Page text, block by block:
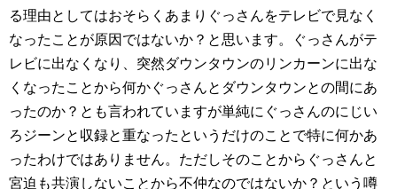
る理由としてはおそらくあまりぐっさんをテレビで見なく
なったことが原因ではないか？と思います。ぐっさんがテ
レビに出なくなり、突然ダウンタウンのリンカーンに出な
くなったことから何かぐっさんとダウンタウンとの間にあ
ったのか？とも言われていますが単純にぐっさんのにじい
ろジーンと収録と重なったというだけのことで特に何かあ
ったわけではありません。ただしそのことからぐっさんと
宮迫も共演しないことから不仲なのではないか？という噂